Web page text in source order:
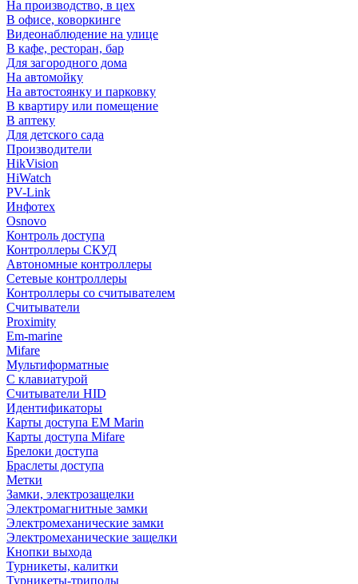
На производство, в цех
В офисе, коворкинге
Видеонаблюдение на улице
В кафе, ресторан, бар
Для загородного дома
На автомойку
На автостоянку и парковку
В квартиру или помещение
В аптеку
Для детского сада
Производители
HikVision
HiWatch
PV-Link
Инфотех
Osnovo
Контроль доступа
Контроллеры СКУД
Автономные контроллеры
Сетевые контроллеры
Контроллеры со считывателем
Считыватели
Proximity
Em-marine
Mifare
Мультиформатные
С клавиатурой
Считыватели HID
Идентификаторы
Карты доступа EM Marin
Карты доступа Mifare
Брелоки доступа
Браслеты доступа
Метки
Замки, электрозащелки
Электромагнитные замки
Электромеханические замки
Электромеханические защелки
Кнопки выхода
Турникеты, калитки
Турникеты-триподы